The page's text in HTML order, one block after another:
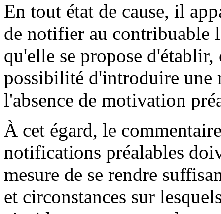
En tout état de cause, il
de notifier au contribuable
qu'elle se propose
possibilité d'introduire une
l'absence de motivation
À cet égard, le
notifications préalables
mesure de se rendre
et circonstances sur